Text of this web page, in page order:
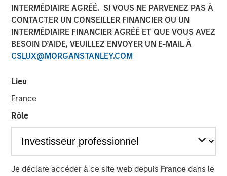
INTERMÉDIAIRE AGRÉÉ. SI VOUS NE PARVENEZ PAS À
CONTACTER UN CONSEILLER FINANCIER OU UN
INTERMÉDIAIRE FINANCIER AGRÉÉ ET QUE VOUS AVEZ
BESOIN D’AIDE, VEUILLEZ ENVOYER UN E-MAIL À
CSLUX@MORGANSTANLEY.COM
Lieu
France
Rôle
Je déclare accéder à ce site web depuis France dans le
31 JUILLET 2024
July 31, 2024
Calvert Research and Management (Calvert) announced
today the first contribution in the amount of $25,000
focused on driving economic mobility for first-generation
college students. The contribution is part of MSIM’s effort
to donate annually to diversity, equity and inclusion-